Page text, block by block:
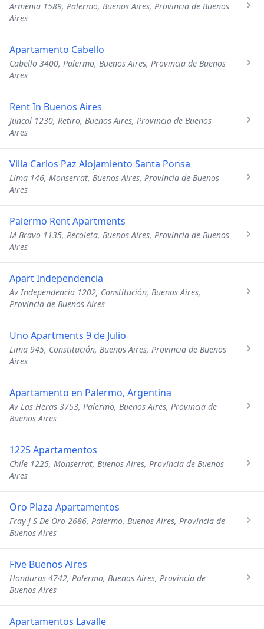
Armenia 1589, Palermo, Buenos Aires, Provincia de Buenos
Aires
Apartamento Cabello
Cabello 3400, Palermo, Buenos Aires, Provincia de Buenos
Aires
Rent In Buenos Aires
Juncal 1230, Retiro, Buenos Aires, Provincia de Buenos
Aires
Villa Carlos Paz Alojamiento Santa Ponsa
Lima 146, Monserrat, Buenos Aires, Provincia de Buenos
Aires
Palermo Rent Apartments
M Bravo 1135, Recoleta, Buenos Aires, Provincia de Buenos
Aires
Apart Independencia
Av Independencia 1202, Constitución, Buenos Aires,
Provincia de Buenos Aires
Uno Apartments 9 de Julio
Lima 945, Constitución, Buenos Aires, Provincia de Buenos
Aires
Apartamento en Palermo, Argentina
Av Las Heras 3753, Palermo, Buenos Aires, Provincia de
Buenos Aires
1225 Apartamentos
Chile 1225, Monserrat, Buenos Aires, Provincia de Buenos
Aires
Oro Plaza Apartamentos
Fray J S De Oro 2686, Palermo, Buenos Aires, Provincia de
Buenos Aires
Five Buenos Aires
Honduras 4742, Palermo, Buenos Aires, Provincia de
Buenos Aires
Apartamentos Lavalle